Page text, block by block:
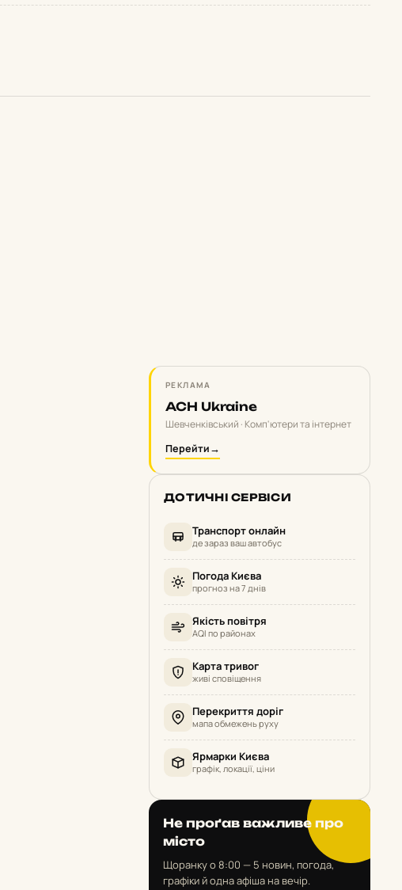
РЕКЛАМА
ACH Ukraine
Шевченківський · Комп'ютери та інтернет
Перейти→
ДОТИЧНІ СЕРВІСИ
Транспорт онлайн
де зараз ваш автобус
Погода Києва
прогноз на 7 днів
Якість повітря
AQI по районах
Карта тривог
живі сповіщення
Перекриття доріг
мапа обмежень руху
Ярмарки Києва
графік, локації, ціни
Не проґав важливе про
місто
Щоранку о 8:00 — 5 новин, погода,
графіки й одна афіша на вечір.